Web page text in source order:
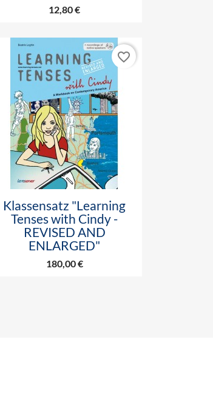
12,80 €
Vorschau
Klassensatz "Learning
Tenses with Cindy -
REVISED AND
ENLARGED"
180,00 €
favorite_border